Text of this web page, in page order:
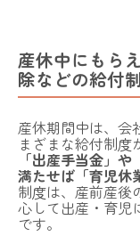
産休中にもら
除などの給付
産休期間中は、会
まざまな給付制度
「出産手当金」
満たせば「育児休
制度は、産前産後
心して出産・育児
です。